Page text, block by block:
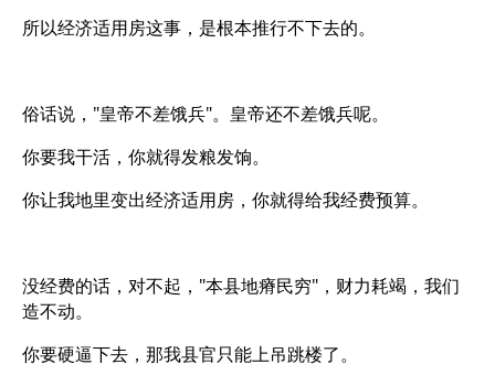
所以经济适用房这事，是根本推行不下去的。
俗话说，"皇帝不差饿兵"。皇帝还不差饿兵呢。
你要我干活，你就得发粮发饷。
你让我地里变出经济适用房，你就得给我经费预算。
没经费的话，对不起，"本县地瘠民穷"，财力耗竭，我们
造不动。
你要硬逼下去，那我县官只能上吊跳楼了。